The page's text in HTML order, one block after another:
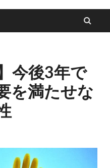
今後3年で
を満たせな